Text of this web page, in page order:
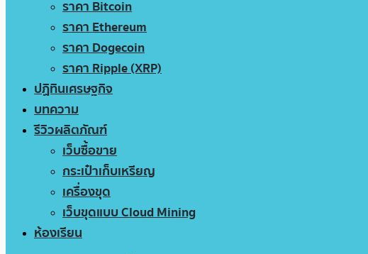
ราคา Bitcoin
ราคา Ethereum
ราคา Dogecoin
ราคา Ripple (XRP)
ปฏิทินเศรษฐกิจ
บทความ
รีวิวผลิตภัณฑ์
เว็บซื้อขาย
กระเป๋าเก็บเหรียญ
เครื่องขุด
เว็บขุดแบบ Cloud Mining
ห้องเรียน